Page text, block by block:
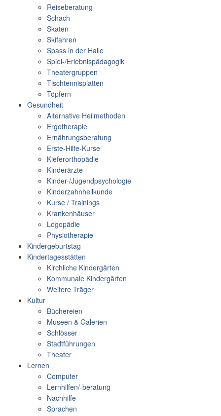
Reiseberatung
Schach
Skaten
Skifahren
Spass in der Halle
Spiel-/Erlebnispädagogik
Theatergruppen
Tischtennisplatten
Töpfern
Gesundheit
Alternative Heilmethoden
Ergotherapie
Ernährungsberatung
Erste-Hilfe-Kurse
Kieferorthopädie
Kinderärzte
Kinder-/Jugendpsychologie
Kinderzahnheilkunde
Kurse / Trainings
Krankenhäuser
Logopädie
Physiotherapie
Kindergeburtstag
Kindertagesstätten
Kirchliche Kindergärten
Kommunale Kindergärten
Weitere Träger
Kultur
Büchereien
Museen & Galerien
Schlösser
Stadtführungen
Theater
Lernen
Computer
Lernhilfen/-beratung
Nachhilfe
Sprachen